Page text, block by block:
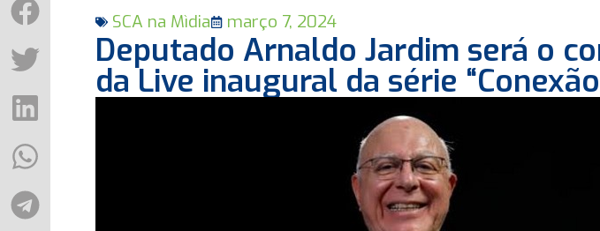
SCA na Mìdia março 7, 2024
Deputado Arnaldo Jardim será o
da Live inaugural da série